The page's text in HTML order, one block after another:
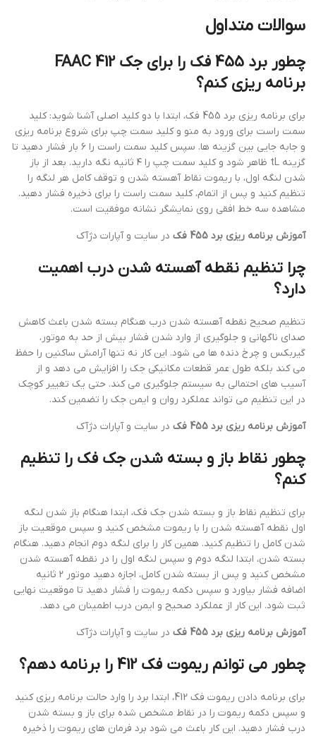
سوالات متداول
چطور برد 455 فک را برای جک FAAC 412
برنامه ریزی کنم؟
برای برنامه ریزی برد 455 فک، ابتدا با دو کلید اصلی آشنا شوید: کلید
سمت راست برای ورود به منو و کلید سمت چپ برای شروع برنامه ریزی
و جابه جایی بین گزینه ها. سپس کلید سمت راست را ۶ بار فشار دهید تا
گزینه tL ظاهر شود و کلید سمت چپ را ۴ ثانیه نگه دارید. بعد از باز
شدن لنگه اول، با ریموت نقاط آهسته شدن و توقف کامل هر لنگه را
تنظیم کنید و پس از اتمام، کلید سمت راست را برای ذخیره فشار دهید.
مشاهده سه خط افقی روی نمایشگر نشانه موفقیت است.
آموزش برنامه ریزی برد 455 فک
در سایت و آپارات دژآک
چرا تنظیم نقطه آهسته شدن درب اهمیت
دارد؟
تنظیم صحیح نقطه آهسته شدن درب هنگام بسته شدن باعث کاهش
صدای ناگهانی و جلوگیری از وارد شدن فشار بیش از حد به موتور،
گیربکس و چرخ دنده ها می شود. این کار نه تنها آرامش ساکنین را حفظ
می کند بلکه طول عمر قطعات مکانیکی جک را افزایش می دهد و از
آسیب های احتمالی به سیستم جلوگیری می کند. حتی یک تغییر کوچک
در این تنظیم می تواند عملکرد روان و ایمن جک را تضمین کند.
آموزش برنامه ریزی برد 455 فک
در سایت و آپارات دژآک
چطور نقاط باز و بسته شدن جک فک را تنظیم
کنم؟
برای تنظیم نقاط باز و بسته شدن جک فک، ابتدا هنگام باز شدن لنگه
اول نقطه آهسته شدن را با ریموت مشخص کنید و سپس موقعیت باز
شدن کامل را تنظیم کنید. همین کار را برای لنگه دوم انجام دهید. هنگام
بسته شدن، ابتدا لنگه دوم و سپس لنگه اول را در نقطه آهسته شدن
مشخص کنید و پس از بسته شدن کامل، اجازه دهید موتور ۲ ثانیه
اضافه فشار بیاورد و سپس دکمه ریموت را فشار دهید تا موقعیت نهایی
ثبت شود. این کار از عملکرد صحیح و ایمن درب اطمینان می دهد.
آموزش برنامه ریزی برد 455 فک
در سایت و آپارات دژآک
چطور می توانم ریموت فک 412 را برنامه دهم؟
برای برنامه دادن ریموت فک 412، ابتدا برد را وارد حالت برنامه ریزی کنید
و سپس دکمه ریموت را در نقاط مشخص شده برای باز و بسته شدن
درب فشار دهید. این کار باعث می شود برد فرمان های ریموت را ذخیره